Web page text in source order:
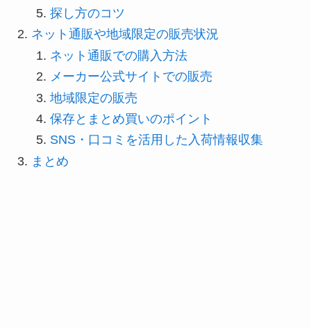
探し方のコツ
ネット通販や地域限定の販売状況
ネット通販での購入方法
メーカー公式サイトでの販売
地域限定の販売
保存とまとめ買いのポイント
SNS・口コミを活用した入荷情報収集
まとめ